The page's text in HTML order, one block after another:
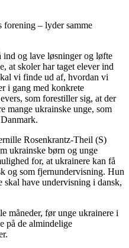
forening – lyder samme
ind og lave løsninger og løfte
at skoler har taget elever ind
vi finde ud af, hvordan vi
i gang med konkrete
som forestiller sig, at der
mange ukrainske unge, som
Rosenkrantz-Theil (S)
ukrainske børn og unge
for, at ukrainere kan få
og som fjernundervisning. Hun
have undervisning i dansk,
måneder, før unge ukrainere i
på de almindelige